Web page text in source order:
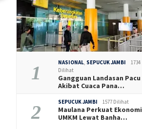
1 NASIONAL SEPUCUK JAMBI
1734
Dilihat
Gangguan Landasan Pacu
Akibat Cuaca Pana…
2 SEPUCUK JAMBI 1577 Dilihat
Maulana Perkuat Ekonomi
UMKM Lewat Banha…